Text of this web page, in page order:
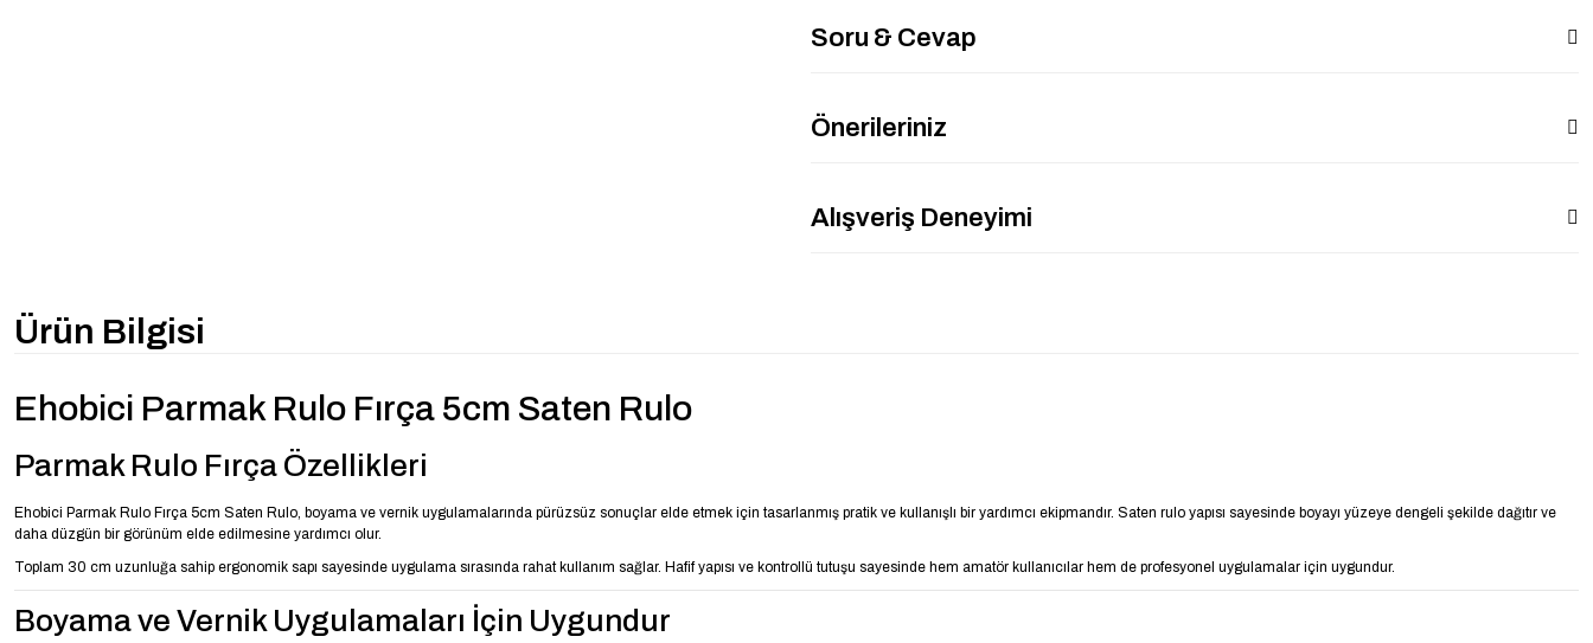
Soru & Cevap
Önerileriniz
Alışveriş Deneyimi
Ürün Bilgisi
Ehobici Parmak Rulo Fırça 5cm Saten Rulo
Parmak Rulo Fırça Özellikleri
Ehobici Parmak Rulo Fırça 5cm Saten Rulo, boyama ve vernik uygulamalarında pürüzsüz sonuçlar elde etmek için tasarlanmış pratik ve kullanışlı bir yardımcı ekipmandır. Saten rulo yapısı sayesinde boyayı yüzeye dengeli şekilde dağıtır ve
daha düzgün bir görünüm elde edilmesine yardımcı olur.
Toplam 30 cm uzunluğa sahip ergonomik sapı sayesinde uygulama sırasında rahat kullanım sağlar. Hafif yapısı ve kontrollü tutuşu sayesinde hem amatör kullanıcılar hem de profesyonel uygulamalar için uygundur.
Boyama ve Vernik Uygulamaları İçin Uygundur